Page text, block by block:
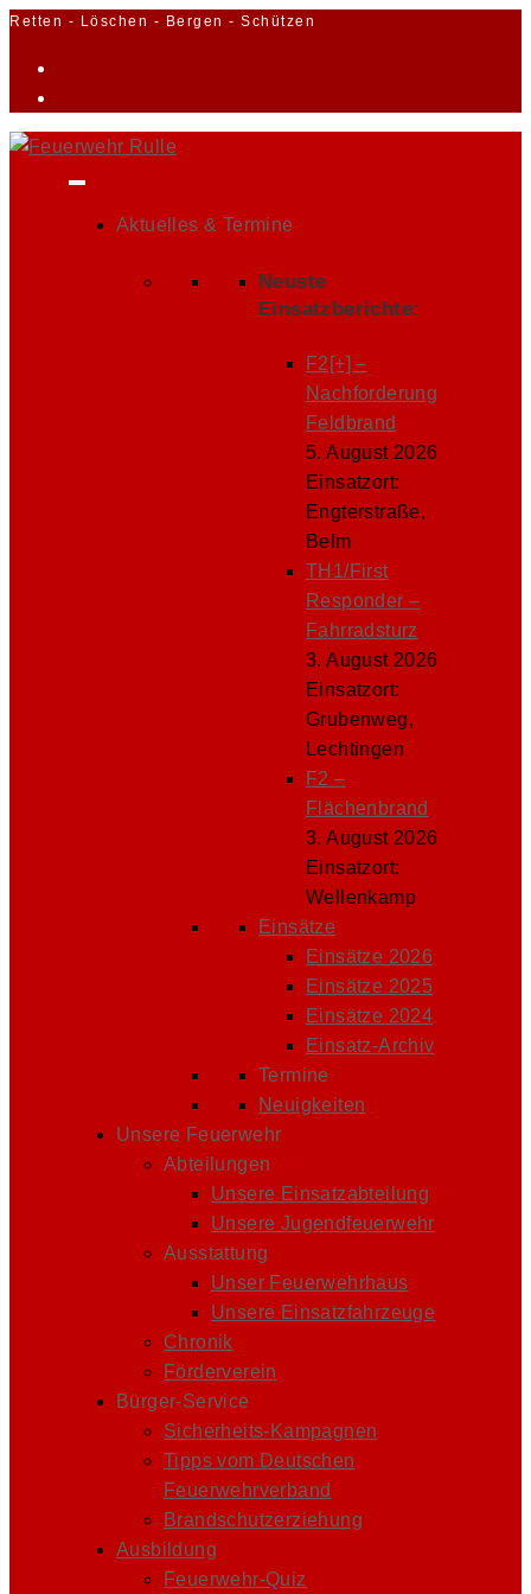
Zum
Retten - Löschen - Bergen - Schützen
Aktuelles & Termine
Neuste
Einsatzberichte:
F2[+] –
Nachforderung
Feldbrand
5. August 2026
Einsatzort:
Engterstraße,
Belm
TH1/First
Responder –
Fahrradsturz
3. August 2026
Einsatzort:
Grubenweg,
Lechtingen
F2 –
Flächenbrand
3. August 2026
Einsatzort:
Wellenkamp
Einsätze
Einsätze 2026
Einsätze 2025
Einsätze 2024
Einsatz-Archiv
Termine
Neuigkeiten
Unsere Feuerwehr
Abteilungen
Unsere Einsatzabteilung
Unsere Jugendfeuerwehr
Ausstattung
Unser Feuerwehrhaus
Unsere Einsatzfahrzeuge
Chronik
Förderverein
Bürger-Service
Sicherheits-Kampagnen
Tipps vom Deutschen
Feuerwehrverband
Brandschutzerziehung
Ausbildung
Feuerwehr-Quiz